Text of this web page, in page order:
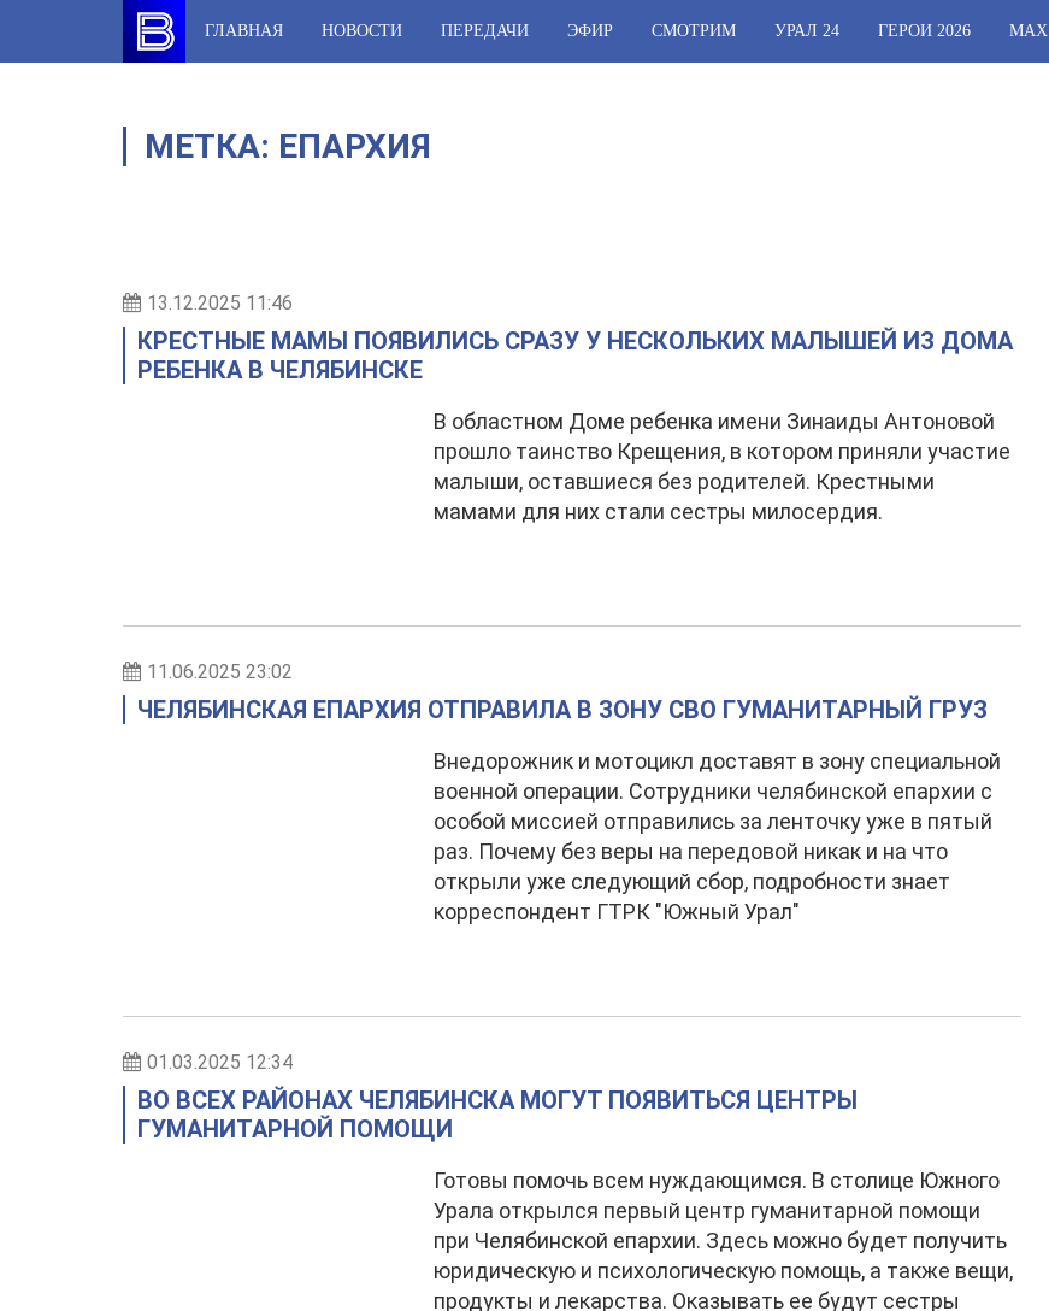
content
ГЛАВНАЯ НОВОСТИ ПЕРЕДАЧИ ЭФИР СМОТРИМ УРАЛ 24 ГЕРОИ 2026 МАХ
МЕТКА: ЕПАРХИЯ
13.12.2025 11:46
КРЕСТНЫЕ МАМЫ ПОЯВИЛИСЬ СРАЗУ У НЕСКОЛЬКИХ МАЛЫШЕЙ ИЗ ДОМА
РЕБЕНКА В ЧЕЛЯБИНСКЕ
В областном Доме ребенка имени Зинаиды Антоновой
прошло таинство Крещения, в котором приняли участие
малыши, оставшиеся без родителей. Крестными
мамами для них стали сестры милосердия.
11.06.2025 23:02
ЧЕЛЯБИНСКАЯ ЕПАРХИЯ ОТПРАВИЛА В ЗОНУ СВО ГУМАНИТАРНЫЙ ГРУЗ
Внедорожник и мотоцикл доставят в зону специальной
военной операции. Сотрудники челябинской епархии с
особой миссией отправились за ленточку уже в пятый
раз. Почему без веры на передовой никак и на что
открыли уже следующий сбор, подробности знает
корреспондент ГТРК "Южный Урал"
01.03.2025 12:34
ВО ВСЕХ РАЙОНАХ ЧЕЛЯБИНСКА МОГУТ ПОЯВИТЬСЯ ЦЕНТРЫ
ГУМАНИТАРНОЙ ПОМОЩИ
Готовы помочь всем нуждающимся. В столице Южного
Урала открылся первый центр гуманитарной помощи
при Челябинской епархии. Здесь можно будет получить
юридическую и психологическую помощь, а также вещи,
продукты и лекарства. Оказывать ее будут сестры